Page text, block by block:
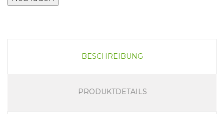
BESCHREIBUNG
PRODUKTDETAILS